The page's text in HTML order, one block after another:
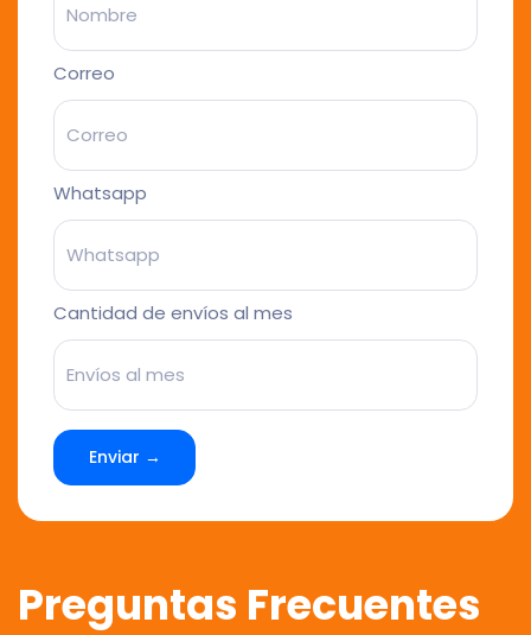
Correo
Whatsapp
Cantidad de envíos al mes
Enviar →
Preguntas Frecuentes